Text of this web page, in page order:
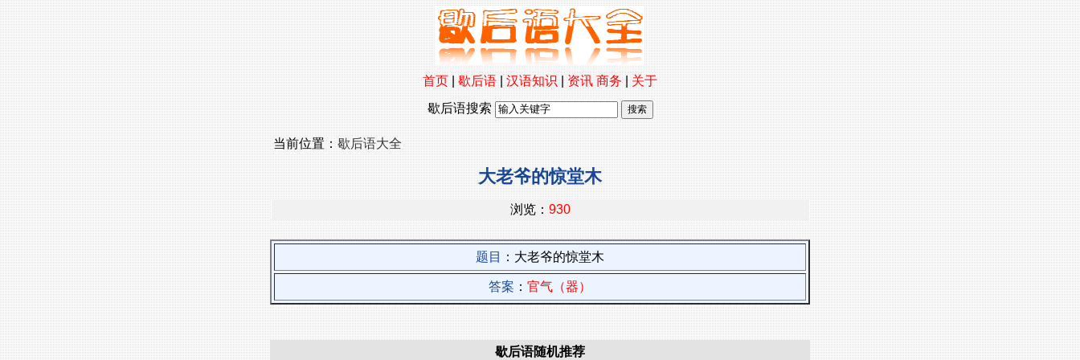
首页|歇后语|汉语知识|资讯 商务|关于
歇后语搜索
当前位置：歇后语大全
大老爷的惊堂木
浏览： 930
题目 ：大老爷的惊堂木
答案 ： 官气（器）
歇后语随机推荐